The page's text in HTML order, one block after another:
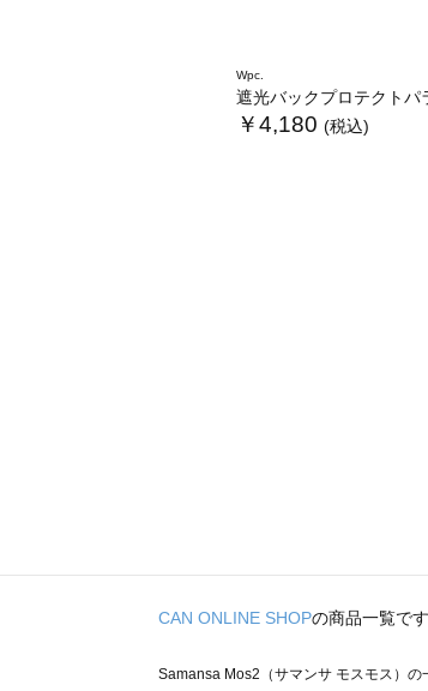
Wpc.
遮光バックプロテクトパラソル
￥4,180 (税込)
CAN ONLINE SHOPの商品一覧です
Samansa Mos2（サマンサ モスモス）の